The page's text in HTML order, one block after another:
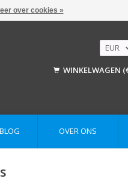
EUR
USD
WINKELWAGEN
BLOG OVER ONS
over cookies »